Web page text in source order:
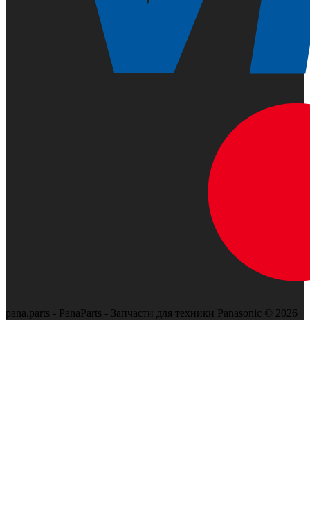
pana.parts - PanaParts - Запчасти для техники Panasonic © 2026